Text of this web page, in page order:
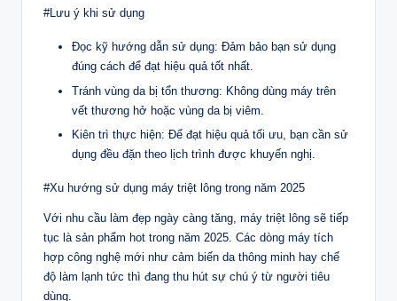
#Lưu ý khi sử dụng
Đọc kỹ hướng dẫn sử dụng: Đảm bảo bạn sử dụng
đúng cách để đạt hiệu quả tốt nhất.
Tránh vùng da bị tổn thương: Không dùng máy trên
vết thương hở hoặc vùng da bị viêm.
Kiên trì thực hiện: Để đạt hiệu quả tối ưu, bạn cần sử
dụng đều đặn theo lịch trình được khuyến nghị.
#Xu hướng sử dụng máy triệt lông trong năm 2025
Với nhu cầu làm đẹp ngày càng tăng, máy triệt lông sẽ tiếp
tục là sản phẩm hot trong năm 2025. Các dòng máy tích
hợp công nghệ mới như cảm biến da thông minh hay chế
độ làm lạnh tức thì đang thu hút sự chú ý từ người tiêu
dùng.